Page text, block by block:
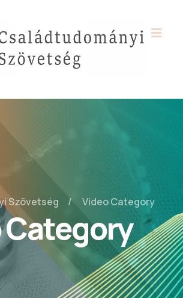
Szövetség Video Category